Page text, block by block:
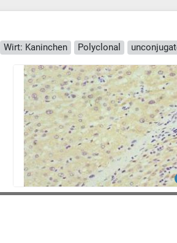
Wirt: Kaninchen Polyclonal